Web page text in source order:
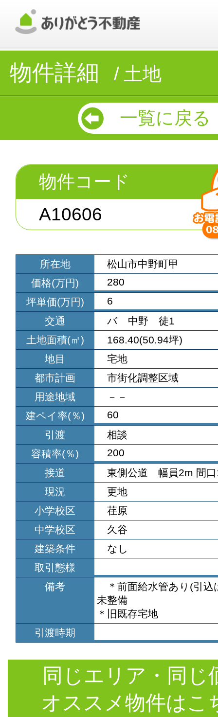
物件詳細 土地
一覧に戻る
物件コード
A10606
所在地
松山市中野町甲
価格(万円)
280
坪単価(万円)
6
交通
バ 中野 徒1
土地面積(㎡)
168.40(50.94坪)
地目
宅地
都市計画
市街化調整区域
用途地域
－－
建ペイ率(％)
60
引渡
相談
容積率(％)
200
接道
東側公道 幅員2m 間口
現況
更地
小学校区
荏原
中学校区
久谷
建築条件
なし
取引態様
備考
＊前面給水管あり(引
未整備
＊旧既存宅地
引渡時期
同じエリア・同じ
オススメ物件はこ